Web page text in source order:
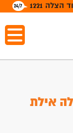
1221
אילת